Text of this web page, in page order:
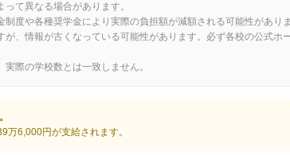
て異なる場合があります。
度や各種奨学金により実際の負担額が減額される可能性がありま
、情報が古くなっている可能性があります。必ず各校の公式ホ
際の学校数とは一致しません。
万6,000円が支給されます。